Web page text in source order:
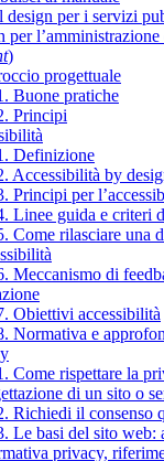
design per i servizi
per
)
progettuale
Buone pratiche
Principi
Definizione
Accessibilità by
Principi per
Linee guida e criteri
Come rilasciare una
Meccanismo di
Obiettivi accessibilità
Normativa e
Come rispettare la
di un sito o
Richiedi il consenso
Le basi del sito web:
privacy,